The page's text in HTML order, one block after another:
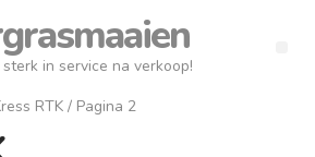
in service na verkoop!
RTK / Pagina 2